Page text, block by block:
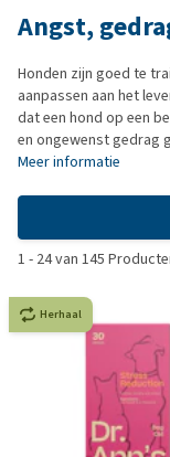
Angst,
Honden zijn goed te
aanpassen aan het
dat een hond op een
en ongewenst gedrag
Meer informatie
1 - 24van 145
Herhaal